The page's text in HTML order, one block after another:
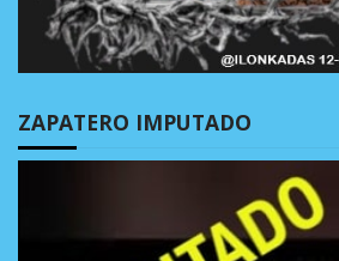
ZAPATERO IMPUTADO